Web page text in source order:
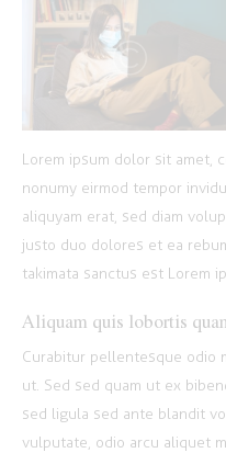
Lorem ipsum dolor sit amet,
nonumy eirmod tempor
aliquyam erat, sed diam
justo duo dolores et ea
takimata sanctus est Lorem
Aliquam quis lobortis
Curabitur pellentesque odio
ut. Sed sed quam ut ex
sed ligula sed ante blandit
vulputate, odio arcu aliquet